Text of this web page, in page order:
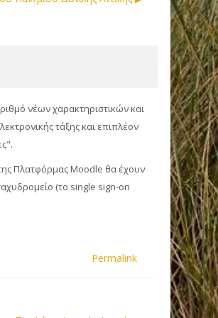
νέων χαρακτηριστικών και
τάξης και επιπλέον
Πλατφόρμας Moodle θα έχουν
(το single sign-on
Permalink